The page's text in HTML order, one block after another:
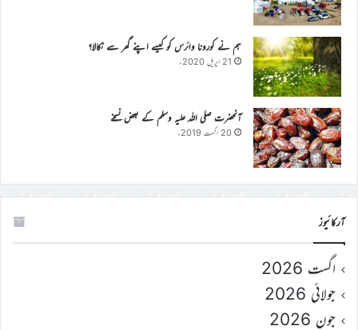
ہم نے کورونا وائرس کو کیسے اپنے گھر سے نکالا؟
21 اپریل 2020ء
آنحضرت صلی اللہ علیہ وسلم کے بعض نسخے
20 اگست 2019ء
آرکائیوز
اگست 2026
جولائی 2026
جون 2026